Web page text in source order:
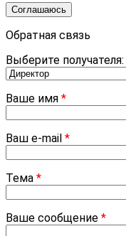
Соглашаюсь
Обратная связь
Выберите получателя:
Ваше имя *
Ваш e-mail *
Тема *
Ваше сообщение *